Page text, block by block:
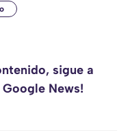
sigue a
News!